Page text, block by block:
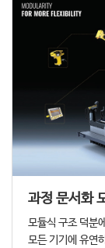
과정 문서화
모듈식 구조 덕분
모든 기기에 유연